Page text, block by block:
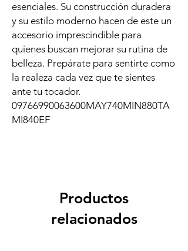
esenciales. Su construcción duradera
y su estilo moderno hacen de este un
accesorio imprescindible para
quienes buscan mejorar su rutina de
belleza. Prepárate para sentirte como
la realeza cada vez que te sientes
ante tu tocador.
09766990063600MAY740MIN880TA
MI840EF
Productos
relacionados